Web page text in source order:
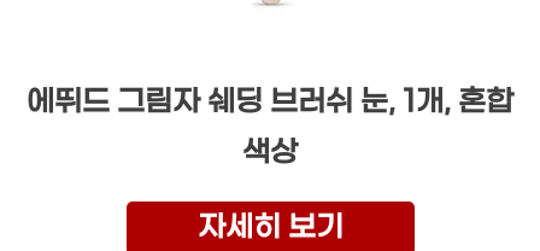
에뛰드 그림자 쉐딩 브러쉬 눈, 1개, 혼합
색상
자세히 보기